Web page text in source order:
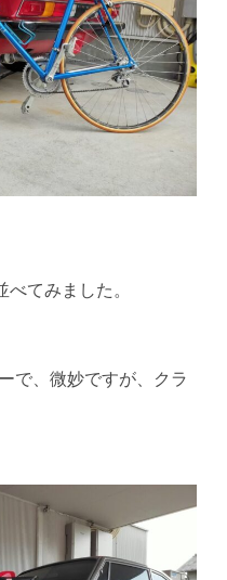
てみました。
で、微妙ですが、クラ